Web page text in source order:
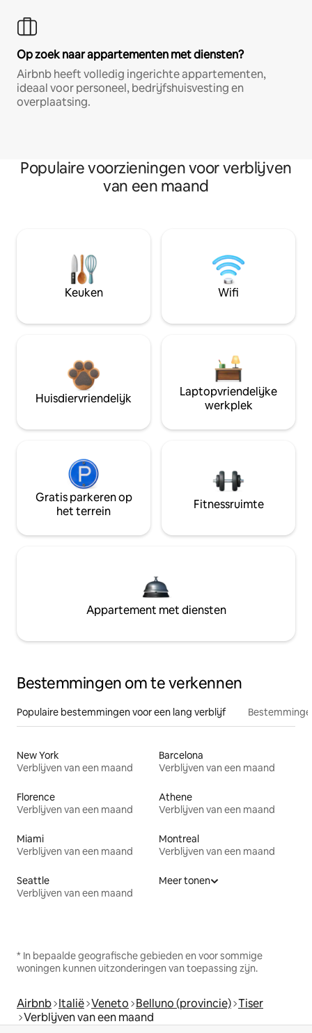
Op zoek naar appartementen met diensten?
Airbnb heeft volledig ingerichte appartementen,
ideaal voor personeel, bedrijfshuisvesting en
overplaatsing.
Populaire voorzieningen voor verblijven
van een maand
Keuken Wifi
Huisdiervriendelijk
Laptopvriendelijke
werkplek
Gratis parkeren op
het terrein
Fitnessruimte
Appartement met diensten
Bestemmingen om te verkennen
Populaire bestemmingen voor een lang verblijf
New York
Verblijven van een maand
Barcelona
Verblijven van een maand
Florence
Verblijven van een maand
Athene
Verblijven van een maand
Miami
Verblijven van een maand
Montreal
Verblijven van een maand
Seattle
Verblijven van een maand
Meer tonen
* In bepaalde geografische gebieden en voor sommige
woningen kunnen uitzonderingen van toepassing zijn.
Airbnb Italië Veneto Belluno (provincie) Tiser
Verblijven van een maand